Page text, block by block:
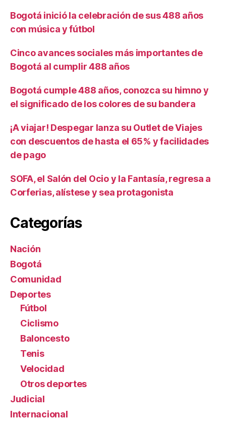
Bogotá inició la celebración de sus 488 años
con música y fútbol
Cinco avances sociales más importantes de
Bogotá al cumplir 488 años
Bogotá cumple 488 años, conozca su himno y
el significado de los colores de su bandera
¡A viajar! Despegar lanza su Outlet de Viajes
con descuentos de hasta el 65% y facilidades
de pago
SOFA, el Salón del Ocio y la Fantasía, regresa a
Corferias, alístese y sea protagonista
Categorías
Nación
Bogotá
Comunidad
Deportes
Fútbol
Ciclismo
Baloncesto
Tenis
Velocidad
Otros deportes
Judicial
Internacional